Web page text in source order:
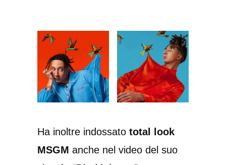
Ha inoltre indossato total look
MSGM anche nel video del suo